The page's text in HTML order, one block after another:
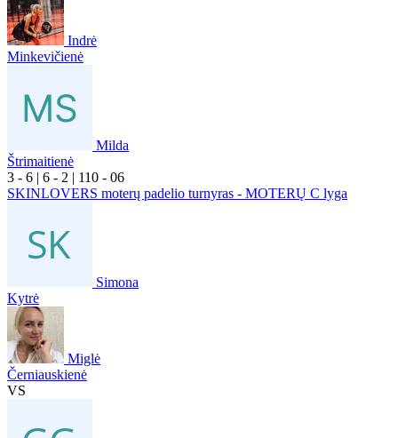
Indrė
Minkevičienė
Milda
Štrimaitienė
3 - 6 | 6 - 2 | 110 - 06
SKINLOVERS moterų padelio turnyras - MOTERŲ C lyga
Simona
Kytrė
Miglė
Černiauskienė
VS